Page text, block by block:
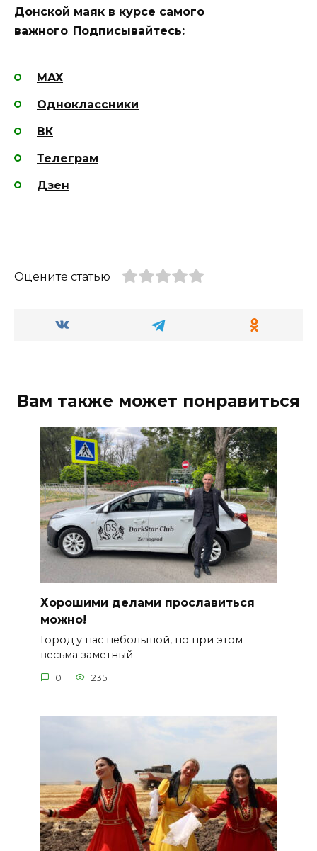
Донской маяк в курсе самого
важного. Подписывайтесь:
MAX
Одноклассники
ВК
Телеграм
Дзен
Оцените статью
Вам также может понравиться
Хорошими делами прославиться
можно!
Город у нас небольшой, но при этом
весьма заметный
0 235